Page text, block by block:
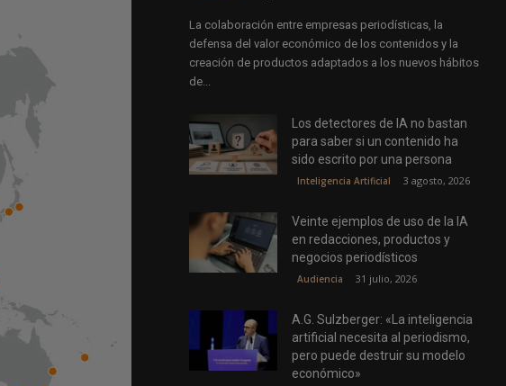
La colaboración entre empresas periodísticas, la
defensa del valor económico de los contenidos y la
creación de productos adaptados a los nuevos hábitos
de...
Los detectores de IA no bastan
para saber si un contenido ha
sido escrito por una persona
Inteligencia Artificial 3 agosto, 2026
Veinte ejemplos de uso de la IA
en redacciones, productos y
negocios periodísticos
Audiencia 31 julio, 2026
A.G. Sulzberger: «La inteligencia
artificial necesita al periodismo,
pero puede destruir su modelo
económico»